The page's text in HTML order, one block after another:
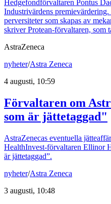
Hedgefondförvaltaren Pontus
Industrivärdens
perversiteter som skapas av
skriver Protean-förvaltaren, som
AstraZeneca
nyheter/Astra Zeneca
4 augusti, 10:59
Förvaltaren om
som är jättetaggad"
AstraZenecas eventuella
HealthInvest-förvaltaren Ellinor
är jättetaggad”.
nyheter/Astra Zeneca
3 augusti, 10:48